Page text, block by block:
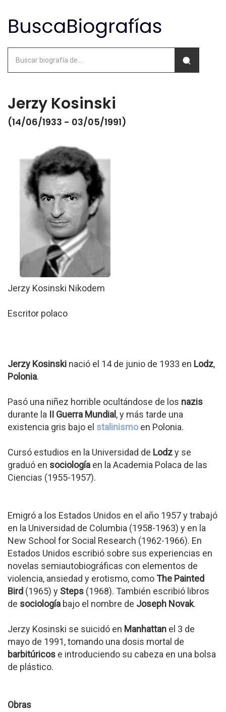
Jerzy Kosinski
(14/06/1933 - 03/05/1991)
Jerzy Kosinski Nikodem
Escritor polaco
Jerzy Kosinski nació el 14 de junio de 1933 en Lodz,
Polonia.
Pasó una niñez horrible ocultándose de los nazis
durante la II Guerra Mundial , y más tarde una
existencia gris bajo el stalinismoen Polonia.
Cursó estudios en la Universidad de Lodzy se
graduó en sociología en la Academia Polaca de las
Ciencias (1955-1957).
Emigró a los Estados Unidos en el año 1957 y trabajó
en la Universidad de Columbia (1958-1963) y en la
New School for Social Research (1962-1966). En
Estados Unidos escribió sobre sus experiencias en
novelas semiautobiográficas con elementos de
violencia, ansiedad y erotismo, como The Painted
Bird (1965) y Steps (1968). También escribió libros
de sociología bajo el nombre de Joseph Novak.
Jerzy Kosinski se suicidó en Manhattan el 3 de
mayo de 1991, tomando una dosis mortal de
barbitúricos e introduciendo su cabeza en una bolsa
de plástico.
Obras